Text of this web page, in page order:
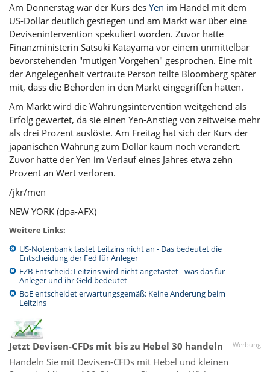
Am Donnerstag war der Kurs des Yen im Handel mit dem
US-Dollar deutlich gestiegen und am Markt war über eine
Devisenintervention spekuliert worden. Zuvor hatte
Finanzministerin Satsuki Katayama vor einem unmittelbar
bevorstehenden "mutigen Vorgehen" gesprochen. Eine mit
der Angelegenheit vertraute Person teilte Bloomberg später
mit, dass die Behörden in den Markt eingegriffen hätten.
Am Markt wird die Währungsintervention weitgehend als
Erfolg gewertet, da sie einen Yen-Anstieg von zeitweise mehr
als drei Prozent auslöste. Am Freitag hat sich der Kurs der
japanischen Währung zum Dollar kaum noch verändert.
Zuvor hatte der Yen im Verlauf eines Jahres etwa zehn
Prozent an Wert verloren.
/jkr/men
NEW YORK (dpa-AFX)
Weitere Links:
US-Notenbank tastet Leitzins nicht an - Das bedeutet die
Entscheidung der Fed für Anleger
EZB-Entscheid: Leitzins wird nicht angetastet - was das für
Anleger und ihr Geld bedeutet
BoE entscheidet erwartungsgemäß: Keine Änderung beim
Leitzins
Jetzt Devisen-CFDs mit bis zu Hebel 30 handeln Werbung
Handeln Sie mit Devisen-CFDs mit Hebel und kleinen